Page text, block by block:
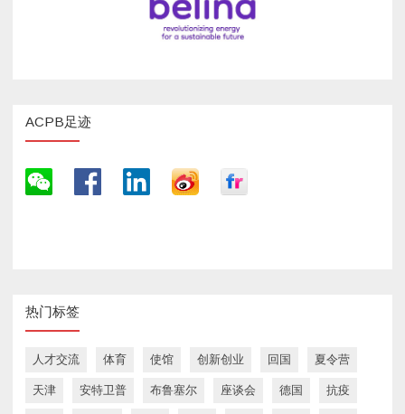
ACPB足迹
热门标签
人才交流 体育 使馆 创新创业 回国 夏令营
天津 安特卫普 布鲁塞尔 座谈会 德国 抗疫